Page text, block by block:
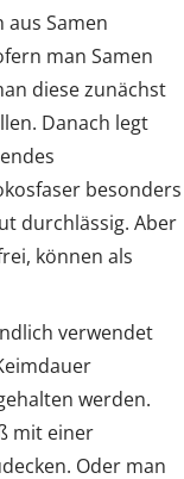
Samen
man Samen
diese zunächst
Danach legt
besonders
durchlässig. Aber
können als
verwendet
werden.
mit einer
Oder man